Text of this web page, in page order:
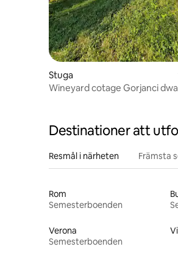
Stuga
Wineyard cotage Gorjanci
Destinationer att
Resmål i närheten Främsta
Rom
Semesterboenden
Verona
Semesterboenden